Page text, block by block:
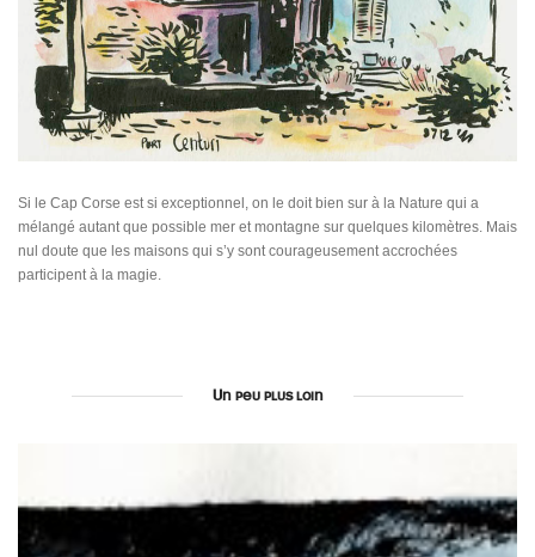
Si le Cap Corse est si exceptionnel, on le doit bien sur à la Nature qui a
mélangé autant que possible mer et montagne sur quelques kilomètres. Mais
nul doute que les maisons qui s’y sont courageusement accrochées
participent à la magie.
Un peu plus loin